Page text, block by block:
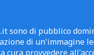
sono di pubblico
di un'immagine
cura provvedere